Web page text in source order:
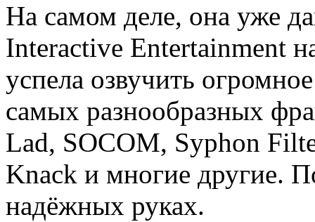
На самом деле, она уже
Interactive Entertainment
успела озвучить
самых разнообразных
Lad, SOCOM, Syphon
Knack и многие другие.
надёжных руках.